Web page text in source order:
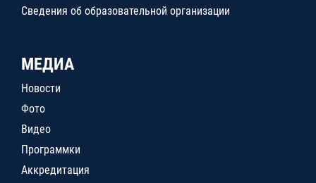
Сведения об образовательной организации
МЕДИА
Новости
Фото
Видео
Программки
Аккредитация